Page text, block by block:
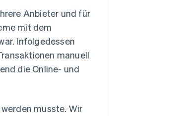
Anbieter und für
mit dem
Infolgedessen
manuell
die Online- und
musste. Wir